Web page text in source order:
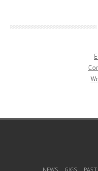
NEWS GIGS